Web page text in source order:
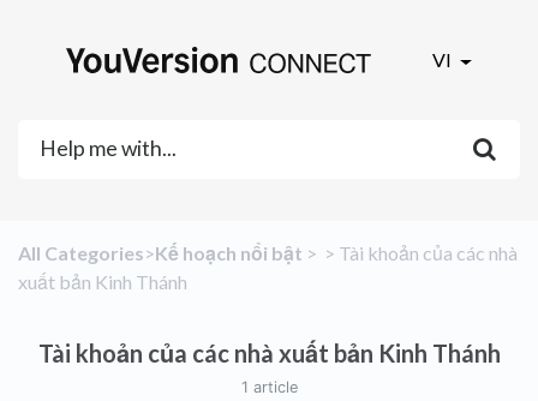
VI
All Categories​>​​Kế hoạch nổi bật ​ > ​ ​ > ​ ​Tài khoản của các nhà
xuất bản Kinh Thánh
Tài khoản của các nhà xuất bản Kinh Thánh
1 article